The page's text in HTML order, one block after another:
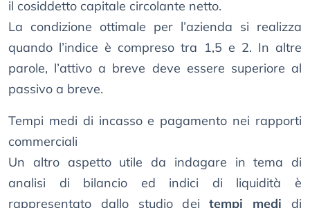
il cosiddetto capitale circolante netto.
La condizione ottimale per l’azienda si realizza
quando l’indice è compreso tra 1,5 e 2. In altre
parole, l’attivo a breve deve essere superiore al
passivo a breve.
Tempi medi di incasso e pagamento nei rapporti
commerciali
Un altro aspetto utile da indagare in tema di
analisi di bilancio ed indici di liquidità è
rappresentato dallo studio deitempi medi di